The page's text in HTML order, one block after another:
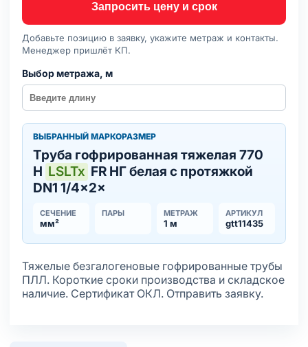
Запросить цену и срок
Добавьте позицию в заявку, укажите метраж и контакты.
Менеджер пришлёт КП.
Выбор метража, м
ВЫБРАННЫЙ МАРКОРАЗМЕР
Труба гофрированная тяжелая 770
Н LSLTx FR НГ белая с протяжкой
DN1 1/4×2×
СЕЧЕНИЕ
мм²
ПАРЫ МЕТРАЖ
1 м
АРТИКУЛ
gtt11435
Тяжелые безгалогеновые гофрированные трубы
ПЛЛ. Короткие сроки производства и складское
наличие. Сертификат ОКЛ. Отправить заявку.